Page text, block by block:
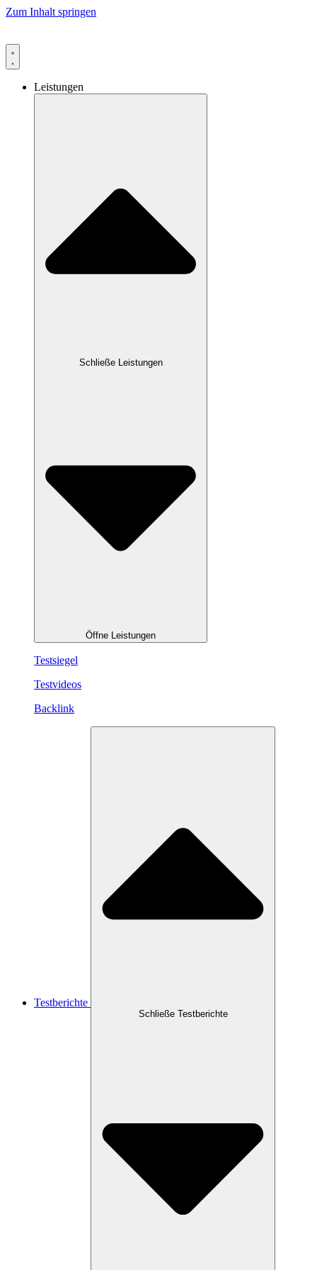
Zum Inhalt springen
Leistungen
Schließe Leistungen
Öffne Leistungen
Testsiegel
Testvideos
Backlink
Testberichte
Schließe Testberichte